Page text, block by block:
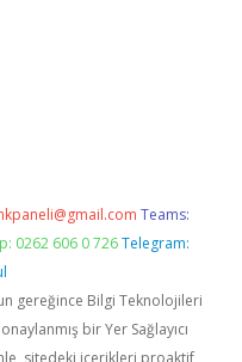
Teams:
0262 606 0 726 Telegram:
gereğince Bilgi Teknolojileri
bir Yer Sağlayıcı
sitedeki içerikleri proaktif